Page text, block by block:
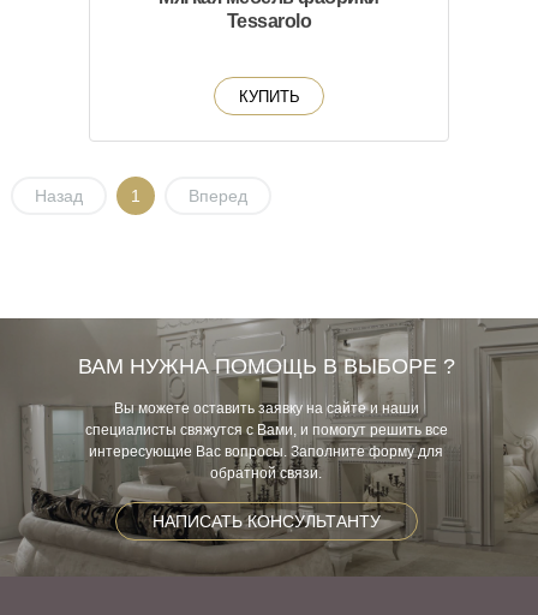
Tessarolo
КУПИТЬ
Назад 1 Вперед
ВАМ НУЖНА ПОМОЩЬ В ВЫБОРЕ ?
Вы можете оставить заявку на сайте и наши
специалисты свяжутся с Вами, и помогут решить все
интересующие Вас вопросы. Заполните форму для
обратной связи.
НАПИСАТЬ КОНСУЛЬТАНТУ